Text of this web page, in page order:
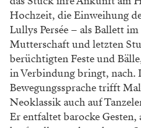
Hochzeit, die Einweihung
Lullys Persée – als Ballett
Mutterschaft und letzten
berüchtigten Feste und
in Verbindung bringt, nach.
Bewegungssprache trifft
Neoklassik auch auf
Er entfaltet barocke